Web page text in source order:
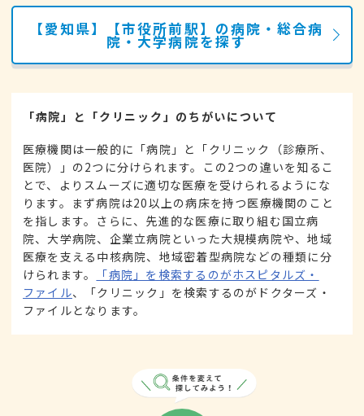
【愛知県】【市役所前駅】の病院・総合病
院・大学病院を探す
「病院」と「クリニック」のちがいについて
医療機関は一般的に「病院」と「クリニック（診療所、
医院）」の2つに分けられます。この2つの違いを知るこ
とで、よりスムーズに適切な医療を受けられるようにな
ります。まず病院は20以上の病床を持つ医療機関のこと
を指します。さらに、先進的な医療に取り組む国立病
院、大学病院、企業立病院といった大規模病院や、地域
医療を支える中核病院、地域密着型病院などの種類に分
けられます。
「病院」を検索するのがホスピタルズ・
ファイル、「クリニック」を検索するのがドクターズ・
ファイルとなります。